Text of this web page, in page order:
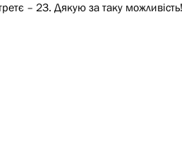
– 23. Дякую за таку можливість!